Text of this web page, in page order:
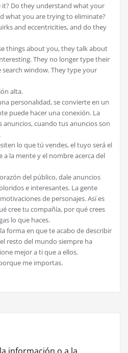
it? Do they understand what your
what you are trying to eliminate?
and eccentricities, and do they
things about you, they talk about
They no longer type their
window. They type your
alta.
personalidad, se convierte en un
puede hacer una conexión. La
anuncios, cuando tus anuncios son
lo que tú vendes, el tuyo será el
la mente y el nombre acerca del
del público, dale anuncios
e interesantes. La gente
de personajes. Así es
cree tu compañía, por qué crees
lo que haces.
forma en que te acabo de describir
resto del mundo siempre ha
mejor a ti que a ellos.
me importas.
información o a la